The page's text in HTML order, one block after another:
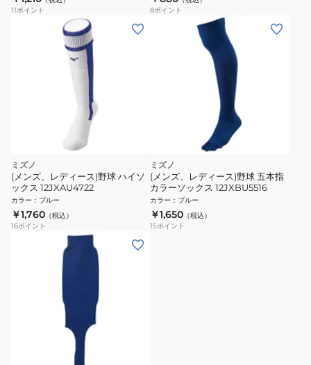
11ポイント
8ポイント
ミズノ
(メンズ、レディース)野球 ハイソ
ックス 12JXAU4722
カラー ： ブルー
￥1,760 （税込）
16ポイント
ミズノ
(メンズ、レディース)野球 五本指
カラーソックス 12JXBU5516
カラー ： ブルー
￥1,650 （税込）
15ポイント